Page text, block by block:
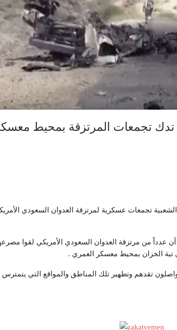
تدك تجمعات المرتزقة بمحيط
تجمعات عسكرية لمرتزقة العدوان السعودي
عدداً من مرتزقة العدوان السعودي الأمريكي لقوا
الخزان بمحيط معسكر العمري .
تقدهم وتطهير تلك المناطق والمواقع التي يتمترس